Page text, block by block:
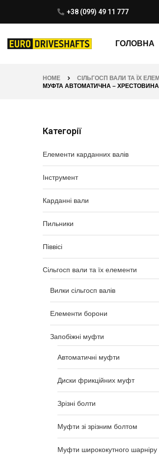
+38 (099) 49 11 777
ГОЛОВНА
HOME СІЛЬГОСП ВАЛИ ТА ЇХ
МУФТА АВТОМАТИЧНА – ХРЕСТОВИНА
Категорії
Елементи карданних валів
Інструмент
Карданні вали
Пильники
Піввісі
Сільгосп вали та їх елементи
Вилки сільгосп валів
Елементи борони
Запобіжні муфти
Автоматичні муфти
Диски фрикційних муфт
Зрізні болти
Муфти зі зрізним болтом
Муфти ширококутного шарніру